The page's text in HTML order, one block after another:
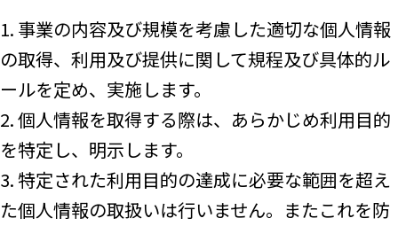
1. 事業の内容及び規模を考慮した適切な個人情報
の取得、利用及び提供に関して規程及び具体的ル
ールを定め、実施します。
2. 個人情報を取得する際は、あらかじめ利用目的
を特定し、明示します。
3. 特定された利用目的の達成に必要な範囲を超え
た個人情報の取扱いは行いません。またこれを防